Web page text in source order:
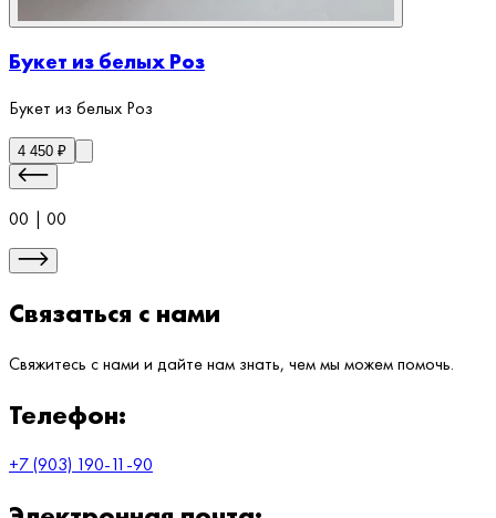
Букет из белых Роз
Букет из белых Роз
4 450 ₽
00 | 00
Связаться с нами
Свяжитесь с нами и дайте нам знать, чем мы можем помочь.
Телефон:
+7 (903) 190-11-90